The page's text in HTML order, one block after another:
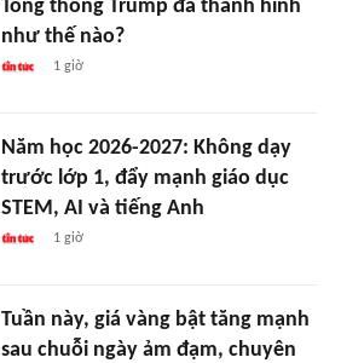
Tổng thống Trump đã thành hình
như thế nào?
1 giờ
Năm học 2026-2027: Không dạy
trước lớp 1, đẩy mạnh giáo dục
STEM, AI và tiếng Anh
1 giờ
Tuần này, giá vàng bật tăng mạnh
sau chuỗi ngày ảm đạm, chuyên